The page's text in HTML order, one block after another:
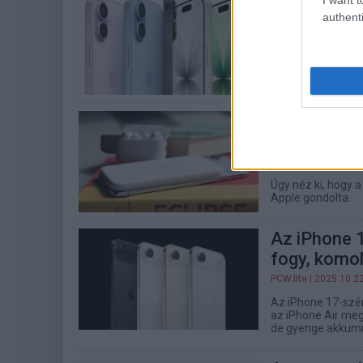
az iPhone
A vezető szerint
cég
Úgy néz ki, hogy
Apple gondolta.
Az iPhone
fogy,
PCW.lite |
Az iPhone 17-
az iPhone Air
de gyenge